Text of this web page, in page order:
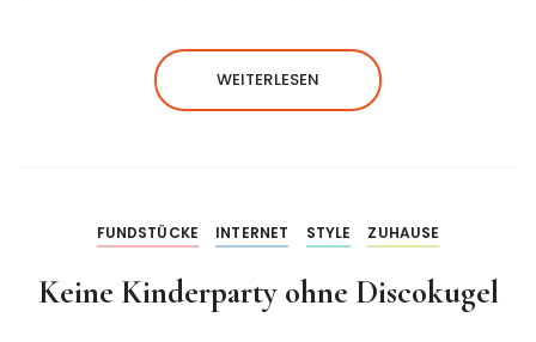
WEITERLESEN
FUNDSTÜCKE INTERNET STYLE ZUHAUSE
Keine Kinderparty ohne Discokugel